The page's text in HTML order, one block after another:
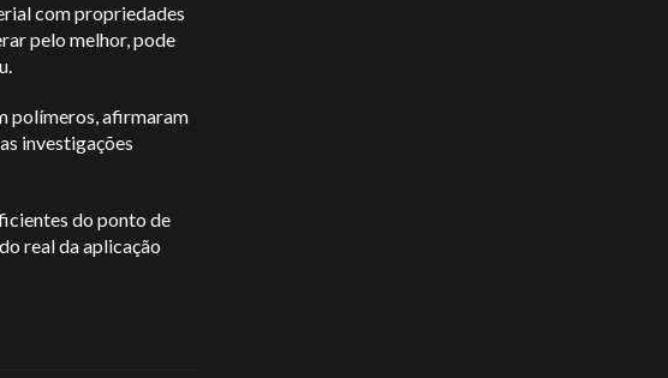
com propriedades
pelo melhor, pode
polímeros, afirmaram
investigações
do ponto de
real da aplicação